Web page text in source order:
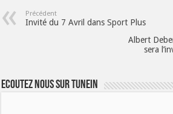
Précédent
Invité du 7 Avril dans Sport Plus
Albert
sera
Ecoutez nous sur TuneIn